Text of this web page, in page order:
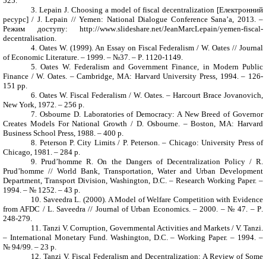
3. LepainJ. Choosing a model of fiscal decentralization [Електронний
ресурс] / J.Lepain // Yemen: National Dialogue Conference Sana’a, 2013.–
Режим доступу:
http://www.slideshare.net/JeanMarcLepain/yemen-fiscal-
decentralisation.
4. Oates W. (1999). An Essay on Fiscal Federalism / W. Oates // Journal
of Economic Literature. – 1999. – №37. – Р. 1120-1149.
5. Oates W. Federalism and Government Finance, in Modern Public
Finance / W. Oates. –Cambridge, MA: Harvard University Press, 1994. – 126-
151 рр.
6. Oates W. Fiscal Federalism / W. Oates. – Harcourt BraceJovanovich,
New York, 1972. – 256 р.
7. Osbourne D. Laboratories of Democracy: A New Breed of Governor
Creates Models For National Growth / D. Osbourne. –Boston, MA: Harvard
Business School Press, 1988. – 400 р.
8. Peterson P. City Limits / P. Peterson. – Chicago: University Press of
Chicago, 1981. – 284 р.
9. Prud’homme R. On the Dangers of Decentralization Policy / R.
Prud’homme // World Bank, Transportation, Water and Urban Development
Department, Transport Division, Washington, D.C. – Research Working Paper. –
1994. – № 1252. – 43 р.
10. Saveedra L. (2000). A Model of Welfare Competition with Evidence
from AFDC / L. Saveedra // Journal of Urban Economics. – 2000. – № 47. – Р.
248-279.
11. Tanzi V. Corruption, Governmental Activities and Markets / V. Tanzi.
– International Monetary Fund. Washington, D.C. – Working Paper. – 1994. –
№ 94/99. – 23 р.
12. Tanzi V. Fiscal Federalism and Decentralization: A Review of Some